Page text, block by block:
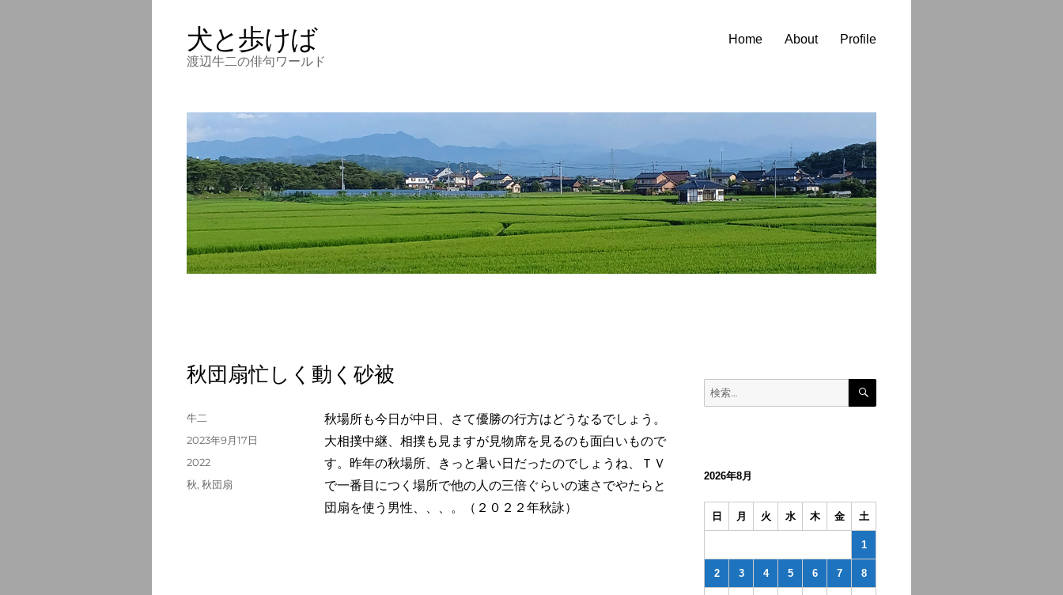
犬と歩けば
渡辺牛二の俳句ワールド
Home About Profile
秋団扇忙しく動く砂被
秋場所も今日が中日、さて優勝の行方はどうなるでしょう。
大相撲中継、相撲も見ますが見物席を見るのも面白いもので
す。昨年の秋場所、きっと暑い日だったのでしょうね、ＴＶ
で一番目につく場所で他の人の三倍ぐらいの速さでやたらと
団扇を使う男性、、、。（２０２２年秋詠）
投
牛二
投
2023年9月17日
カ
テ
2022
タ
秋, 秋団扇
検
検
2026年8月
日 月 火 水 木 金 土
1
2 3 4 5 6 7 8